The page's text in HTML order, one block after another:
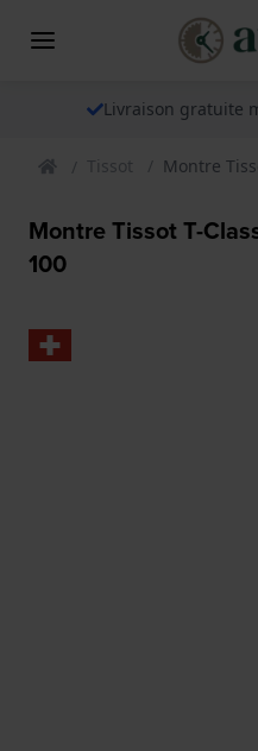
Livraison gratuite
Tissot Montre
Montre Tissot T-
100